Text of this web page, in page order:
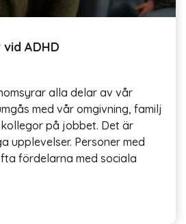
ADHD
alla delar av vår
med vår omgivning, familj
på jobbet. Det är
upplevelser. Personer med
fördelarna med sociala